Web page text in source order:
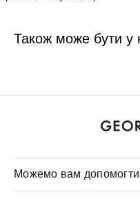
Також може бути у
Можемо вам